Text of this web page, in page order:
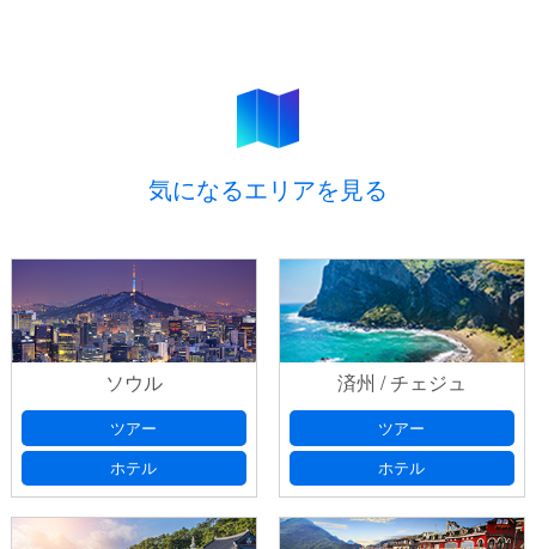
気になるエリアを見る
ソウル
ツアー
ホテル
済州 / チェジュ
ツアー
ホテル